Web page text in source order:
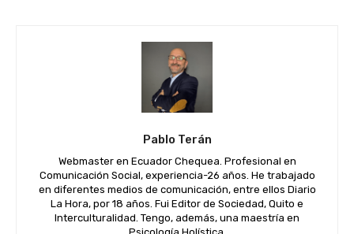
Pablo Terán
Webmaster en Ecuador Chequea. Profesional en
Comunicación Social, experiencia-26 años. He trabajado
en diferentes medios de comunicación, entre ellos Diario
La Hora, por 18 años. Fui Editor de Sociedad, Quito e
Interculturalidad. Tengo, además, una maestría en